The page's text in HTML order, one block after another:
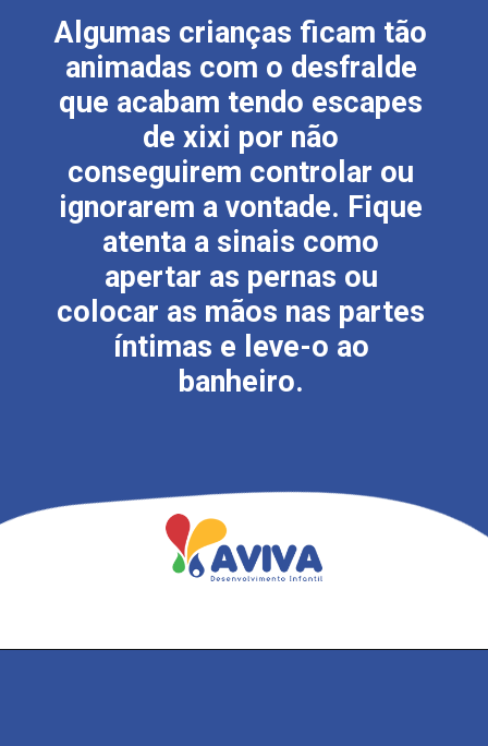
Algumas crianças ficam tão
animadas com o desfralde
que acabam tendo escapes
de xixi por não
conseguirem controlar ou
ignorarem a vontade. Fique
atenta a sinais como
apertar as pernas ou
colocar as mãos nas partes
íntimas e leve-o ao
banheiro.